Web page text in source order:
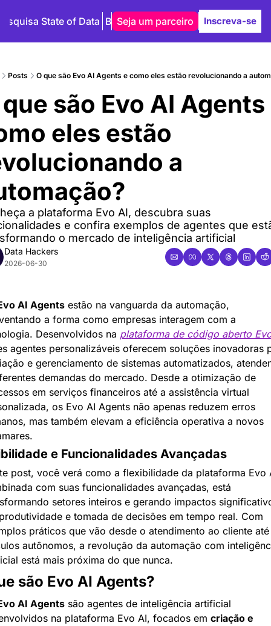
State of Data Blog Autores
Seja um parceiro Inscreva-se
Posts O que são Evo AI Agents e como eles estão revolucionando a
são Evo AI Agents
eles estão
a
a plataforma Evo AI, descubra suas
e confira exemplos de agentes que
o mercado de inteligência artificial
Data Hackers
2026-06-30
AI Agents estão na vanguarda da automação,
a forma como empresas interagem com a
Desenvolvidos na plataforma de código aberto
agentes personalizáveis oferecem soluções inovadoras
e gerenciamento de sistemas automatizados,
demandas do mercado. Desde a otimização de
em serviços financeiros até a assistência virtual
os Evo AI Agents não apenas reduzem erros
mas também elevam a eficiência operativa a novos
e Funcionalidades Avançadas
post, você verá como a flexibilidade da plataforma Evo
com suas funcionalidades avançadas, está
setores inteiros e gerando impactos
e tomada de decisões em tempo real. Com
práticos que vão desde o atendimento ao cliente até
autônomos, a revolução da automação com
está mais próxima do que nunca.
são Evo AI Agents?
AI Agents são agentes de inteligência artificial
na plataforma Evo AI, focados em criação e